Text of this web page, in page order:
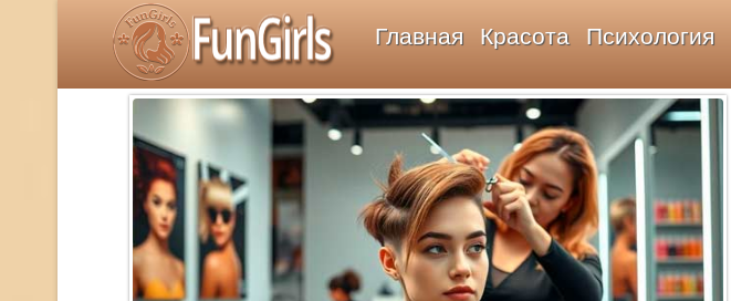
FunGirls Главная Красота Психология